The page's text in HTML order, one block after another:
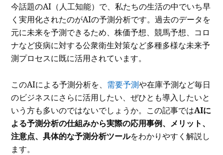
今話題のAI（人工知能）で、私たちの生活の中でいち早
く実用化されたのがAIの予測分析です。過去のデータを
元に未来を予測できるため、株価予想、競馬予想、コロ
ナなど疫病に対する公衆衛生対策など多種多様な未来予
測プロセスに既に活用されています。
このAIによる予測分析を、 需要予測や在庫予測など毎日
のビジネスにさらに活用したい、ぜひとも導入したいと
いう方も多いのではないでしょうか。この記事ではAIに
よる予測分析の仕組みから実際の応用事例、メリット、
注意点、具体的な予測分析ツールをわかりやすく解説し
ます。